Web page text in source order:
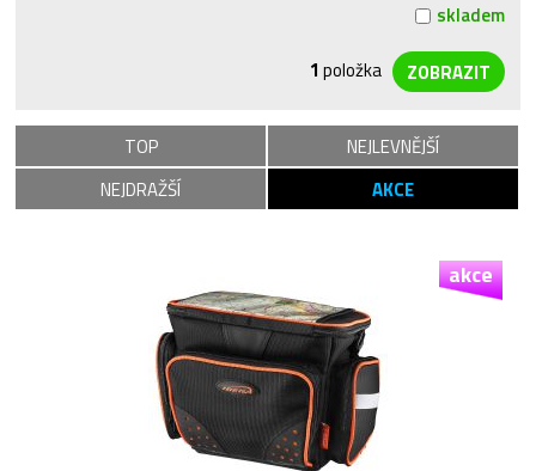
skladem
1 položka
TOP
NEJLEVNĚJŠÍ
NEJDRAŽŠÍ
AKCE
akce